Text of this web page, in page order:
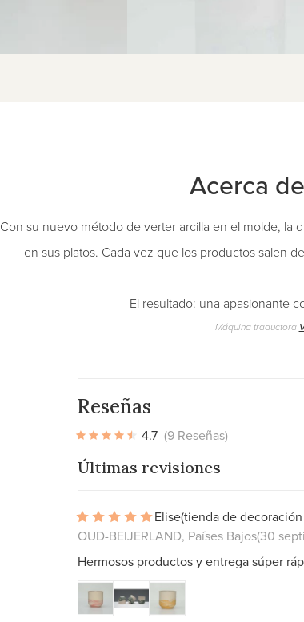
Acerca
Con su nuevo método de verter arcilla en el molde, la
en sus platos. Cada vez que los productos salen
El resultado: una apasionante
Máquina traductora
Reseñas
4.7 (9 Reseñas)
Últimas revisiones
Elise(tienda de
OUD-BEIJERLAND, Países Bajos(30
Hermosos productos y entrega súper